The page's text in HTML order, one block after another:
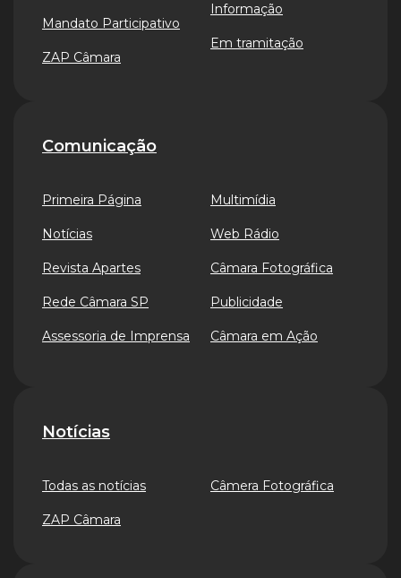
Mandato Participativo
ZAP Câmara
Informação
Em tramitação
Comunicação
Primeira Página
Notícias
Revista Apartes
Rede Câmara SP
Assessoria de Imprensa
Multimídia
Web Rádio
Câmara Fotográfica
Publicidade
Câmara em Ação
Notícias
Todas as notícias
ZAP Câmara
Câmera Fotográfica